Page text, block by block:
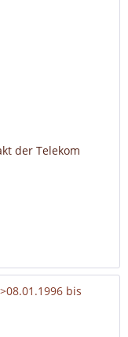
der Telekom